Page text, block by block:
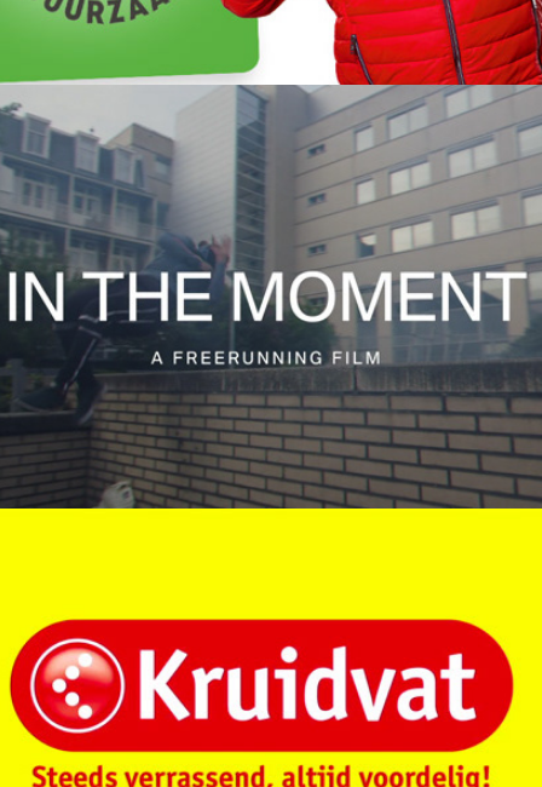
In the moment | A freerunning film
Kruitvat | We zijn er bijna